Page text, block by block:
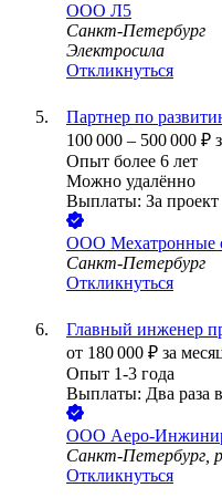
ООО Л5
Санкт-Петербург
Электросила
Откликнуться
Партнер по
100 000 – 500 000 ₽
Опыт более 6 лет
Можно удалённо
Выплаты: За проект
ООО Мехатронные
Санкт-Петербург
Откликнуться
Главный инженер
от 180 000 ₽ за
Опыт 1-3 года
Выплаты: Два раза
ООО Аеро-
Санкт-Петербург,
Откликнуться